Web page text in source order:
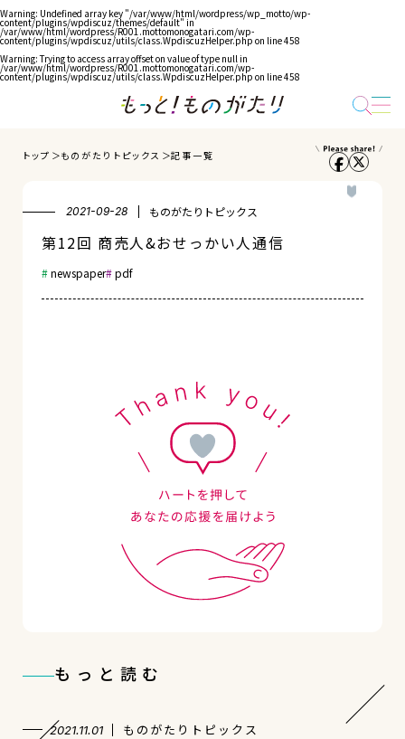
Warning: Undefined array key "/var/www/html/wordpress/wp_motto/wp-
content/plugins/wpdiscuz/themes/default" in
/var/www/html/wordpress/R001.mottomonogatari.com/wp-
content/plugins/wpdiscuz/utils/class.WpdiscuzHelper.php on line458
Warning: Trying to access array offset on value of type null in
/var/www/html/wordpress/R001.mottomonogatari.com/wp-
content/plugins/wpdiscuz/utils/class.WpdiscuzHelper.php on line458
トップ ものがたりトピックス 記事一覧
2021-09-28 ものがたりトピックス
第12回 商売人&おせっかい人通信
newspaper pdf
もっと読む
2021.11.01 ものがたりトピックス